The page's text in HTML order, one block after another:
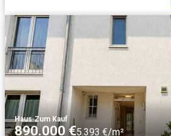
Haus·Zum Kauf
890.000 €5.393 €/m²